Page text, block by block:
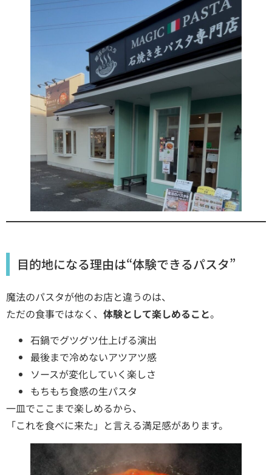
目的地になる理由は“体験できるパスタ”
魔法のパスタが他のお店と違うのは、
ただの食事ではなく、 体験として楽しめること。
石鍋でグツグツ仕上げる演出
最後まで冷めないアツアツ感
ソースが変化していく楽しさ
もちもち食感の生パスタ
一皿でここまで楽しめるから、
「これを食べに来た」と言える満足感があります。